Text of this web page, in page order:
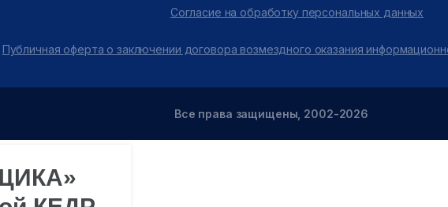
Согласие на обработку персональных данных
Публичная оферта о заключении договора возмездного оказания
Все права защищены, 2002-2026